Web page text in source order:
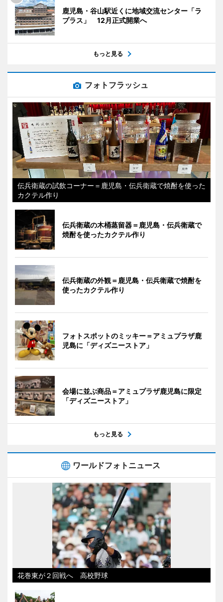
鹿児島・谷山駅近くに地域交流センター「ラ
プラス」 12月正式開業へ
もっと見る
フォトフラッシュ
伝兵衛蔵の試飲コーナー＝鹿児島・伝兵衛蔵で焼酎を使った
カクテル作り
伝兵衛蔵の木桶蒸留器＝鹿児島・伝兵衛蔵で
焼酎を使ったカクテル作り
伝兵衛蔵の外観＝鹿児島・伝兵衛蔵で焼酎を
使ったカクテル作り
フォトスポットのミッキー＝アミュプラザ鹿
児島に「ディズニーストア」
会場に並ぶ商品＝アミュプラザ鹿児島に限定
「ディズニーストア」
もっと見る
ワールドフォトニュース
花巻東が２回戦へ 高校野球